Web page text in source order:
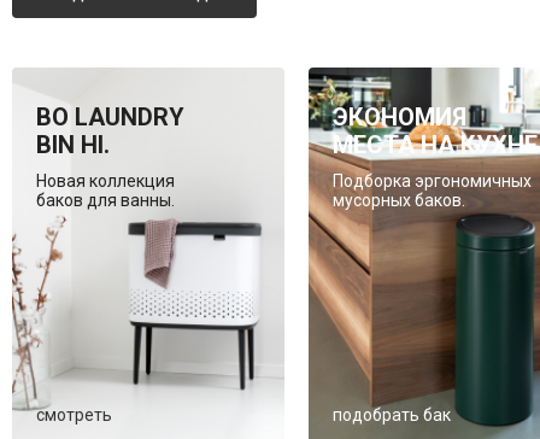
BO LAUNDRY
BIN HI.
Новая коллекция
баков для ванны.
смотреть
ЭКОНОМИЯ
МЕСТА НА
Подборка эргономичных
мусорных баков.
подобрать бак